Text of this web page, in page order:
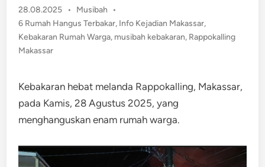
28.08.2025 •
Posted
in
Musibah
•
6 Rumah Hangus Terbakar, Info Kejadian Makassar,
Kebakaran Rumah Warga, musibah kebakaran, Rappokalling
Makassar
​​Kebakaran hebat melanda Rappokalling, Makassar,
pada Kamis, 28 Agustus 2025, yang
menghanguskan enam rumah warga​.